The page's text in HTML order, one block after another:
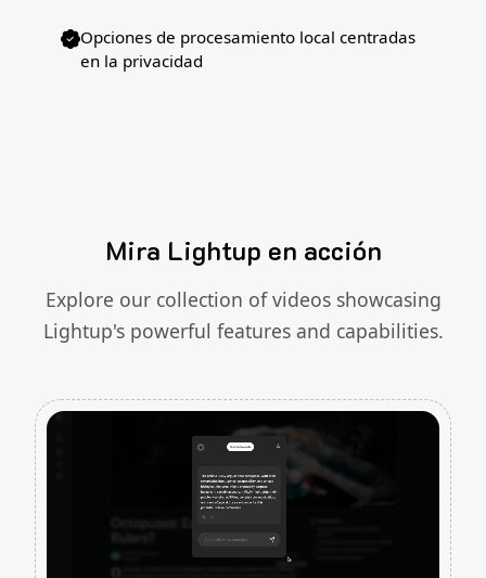
Opciones de procesamiento local centradas
en la privacidad
Mira Lightup en acción
Explore our collection of videos showcasing
Lightup's powerful features and capabilities.